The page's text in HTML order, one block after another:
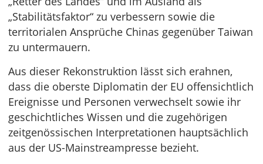
„Stabilitätsfaktor“ zu verbessern sowie die
territorialen Ansprüche Chinas gegenüber Taiwan
zu untermauern.
Aus dieser Rekonstruktion lässt sich erahnen,
dass die oberste Diplomatin der EU offensichtlich
Ereignisse und Personen verwechselt sowie ihr
geschichtliches Wissen und die zugehörigen
zeitgenössischen Interpretationen hauptsächlich
aus der US-Mainstreampresse bezieht.